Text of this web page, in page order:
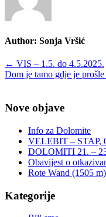
Author: Sonja Vršić
Post
navigation
← VIS – 1.5. do 4.5.2025.
Dom je tamo gdje je
Nove objave
Info za Dolomite
VELEBIT – STAP,
DOLOMITI 21. –
Obavijest o
Rote Wand (1505
Kategorije